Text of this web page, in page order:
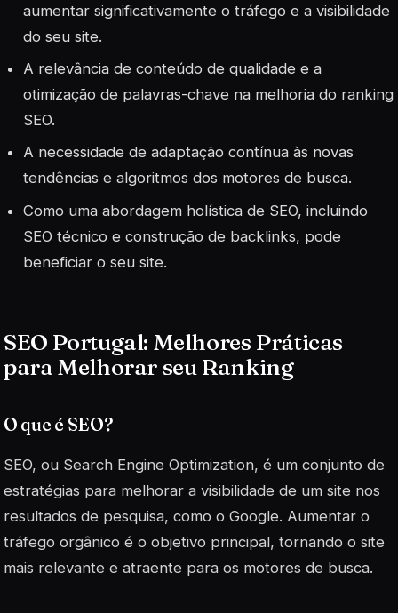
aumentar significativamente o tráfego e a visibilidade
do seu site.
A relevância de conteúdo de qualidade e a
otimização de palavras-chave na melhoria do ranking
SEO.
A necessidade de adaptação contínua às novas
tendências e algoritmos dos motores de busca.
Como uma abordagem holística de SEO, incluindo
SEO técnico e construção de backlinks, pode
beneficiar o seu site.
SEO Portugal: Melhores Práticas
para Melhorar seu Ranking
O que é SEO?
SEO, ou Search Engine Optimization, é um conjunto de
estratégias para melhorar a visibilidade de um site nos
resultados de pesquisa, como o Google. Aumentar o
tráfego orgânico é o objetivo principal, tornando o site
mais relevante e atraente para os motores de busca.